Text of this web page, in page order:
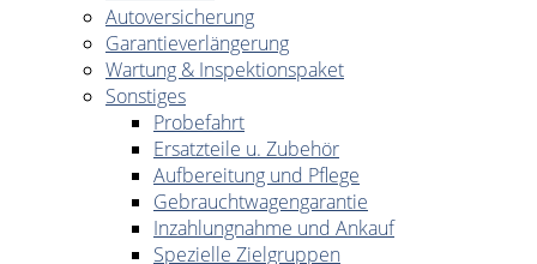
Autoversicherung
Garantieverlängerung
Wartung & Inspektionspaket
Sonstiges
Probefahrt
Ersatzteile u. Zubehör
Aufbereitung und Pflege
Gebrauchtwagengarantie
Inzahlungnahme und Ankauf
Spezielle Zielgruppen